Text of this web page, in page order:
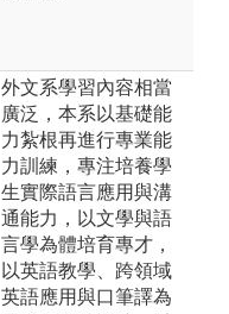
外文系學習內容相當
廣泛，本系以基礎能
力紮根再進行專業能
力訓練，專注培養學
生實際語言應用與溝
通能力，以文學與語
言學為體培育專才，
以英語教學、跨領域
英語應用與口筆譯為